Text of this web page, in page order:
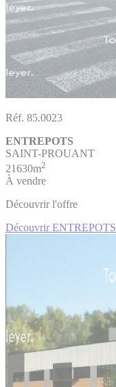
Réf. 85.0023
ENTREPOTS
SAINT-PROUANT
21630m2
À vendre
Découvrir l'offre
Découvrir ENTREPOTS